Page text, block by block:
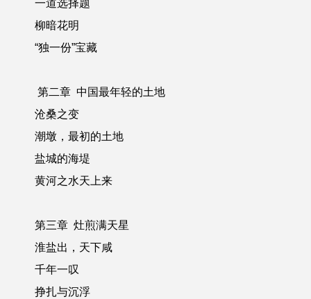
一道选择题
柳暗花明
“独一份”宝藏
第二章 中国最年轻的土地
沧桑之变
潮墩，最初的土地
盐城的海堤
黄河之水天上来
第三章 灶煎满天星
淮盐出，天下咸
千年一叹
挣扎与沉浮